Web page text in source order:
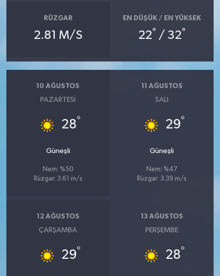
RÜZGAR
2.81 M/S
EN DÜŞÜK / EN YÜKSEK
22° / 32°
10 AĞUSTOS
PAZARTESI
28°
Güneşli
Nem: %50
Rüzgar: 3.61 m/s
11 AĞUSTOS
SALI
29°
Güneşli
Nem: %47
Rüzgar: 3.39 m/s
12 AĞUSTOS
ÇARŞAMBA
29°
13 AĞUSTOS
PERŞEMBE
28°